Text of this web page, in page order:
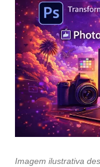
Imagem ilustrativa